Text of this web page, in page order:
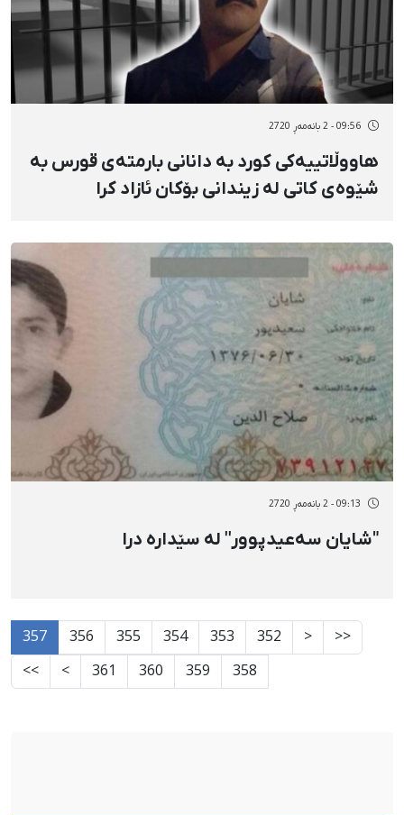
09:56 - 2 بانەمەڕ 2720
هاووڵاتییەکی کورد بە دانانی بارمتەی قورس بە
شێوەی کاتی لە زیندانی بۆکان ئازاد کرا
09:13 - 2 بانەمەڕ 2720
"شایان سەعیدپوور'' لە سێدارە درا
<<
<
352
353
354
355
356
357
358
359
360
361
>
>>